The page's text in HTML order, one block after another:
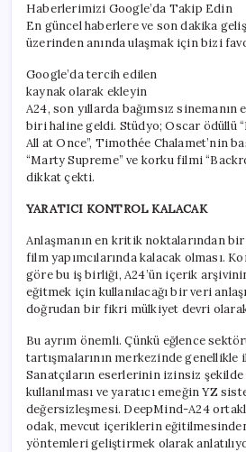
Haberlerimizi Google’da Takip Edin
En güncel haberlere ve son dakika
üzerinden anında ulaşmak için bizi
Google’da tercih edilen
kaynak olarak ekleyin
A24, son yıllarda bağımsız sinemanın
biri haline geldi. Stüdyo; Oscar ödüllü
All at Once”, Timothée Chalamet’nin
“Marty Supreme” ve korku filmi
dikkat çekti.
YARATICI KONTROL KALACAK
Anlaşmanın en kritik noktalarından
film yapımcılarında kalacak olması.
göre bu iş birliği, A24’ün içerik
eğitmek için kullanılacağı bir veri
doğrudan bir fikri mülkiyet devri olarak
Bu ayrım önemli. Çünkü eğlence
tartışmalarının merkezinde genellikle
Sanatçıların eserlerinin izinsiz
kullanılması ve yaratıcı emeğin YZ
değersizleşmesi. DeepMind-A24
odak, mevcut içeriklerin
yöntemleri geliştirmek olarak